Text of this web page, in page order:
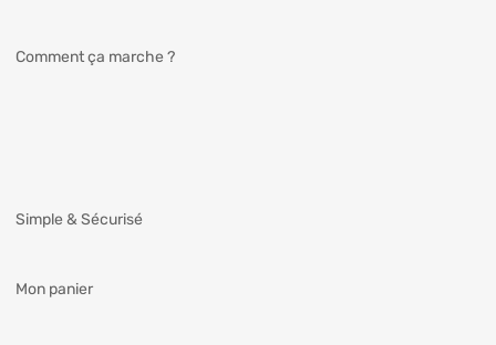
Comment ça marche ?
Simple & Sécurisé
Mon panier